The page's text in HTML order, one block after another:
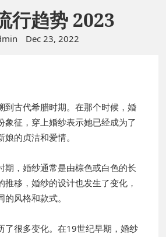
行趋势 2023
Dec 23, 2022
到古代希腊时期。在那个时候，婚
象征，穿上婚纱表示她已经成为了
的贞洁和爱情。
期，婚纱通常是由棕色或白色的长
推移，婚纱的设计也发生了变化，
风格和款式。
了很多变化。在19世纪早期，婚纱